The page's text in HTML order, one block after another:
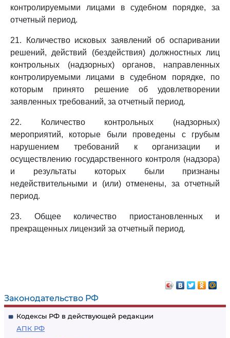
Законодательство РФ
Кодексы РФ в действующей редакции
АПК РФ
контролируемыми лицами в судебном порядке, за
отчетный период.
21. Количество исковых заявлений об оспаривании
решений, действий (бездействия) должностных лиц
контрольных (надзорных) органов, направленных
контролируемыми лицами в судебном порядке, по
которым принято решение об удовлетворении
заявленных требований, за отчетный период.
22. Количество контрольных (надзорных)
мероприятий, которые были проведены с грубым
нарушением требований к организации и
осуществлению государственного контроля (надзора)
и результаты которых были признаны
недействительными и (или) отменены, за отчетный
период.
23. Общее количество приостановленных и
прекращенных лицензий за отчетный период.